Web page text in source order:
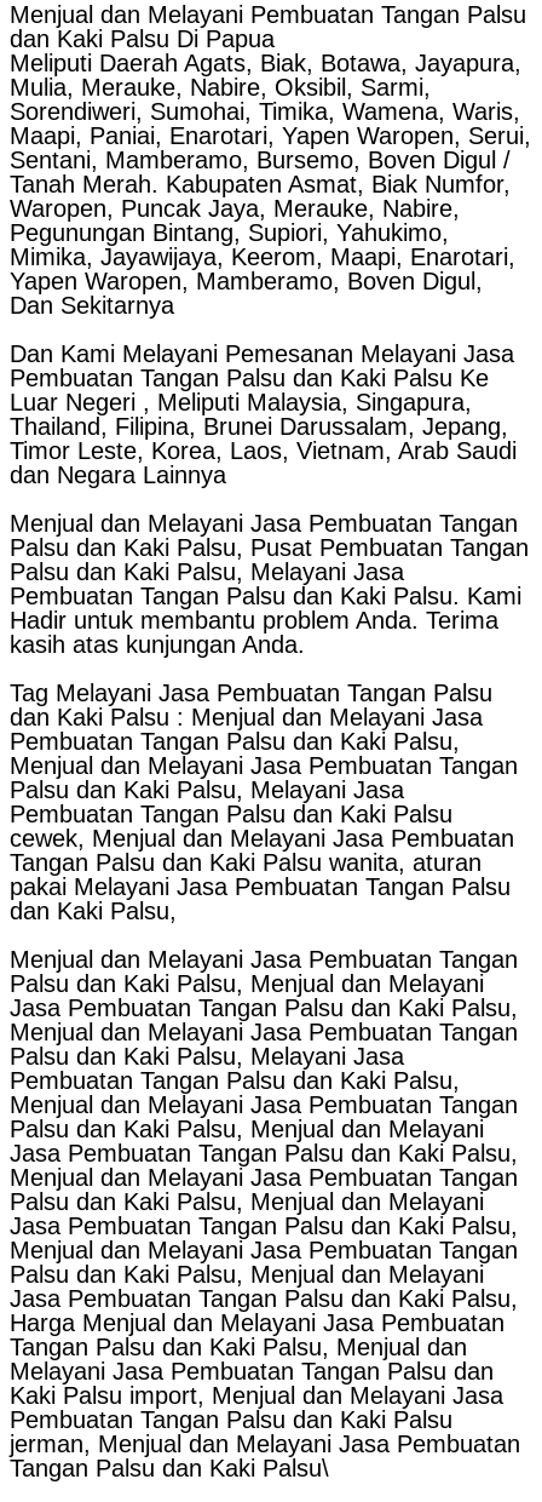
Menjual dan Melayani Pembuatan Tangan Palsu
dan Kaki Palsu Di Papua
Meliputi Daerah Agats, Biak, Botawa, Jayapura,
Mulia, Merauke, Nabire, Oksibil, Sarmi,
Sorendiweri, Sumohai, Timika, Wamena, Waris,
Maapi, Paniai, Enarotari, Yapen Waropen, Serui,
Sentani, Mamberamo, Bursemo, Boven Digul /
Tanah Merah. Kabupaten Asmat, Biak Numfor,
Waropen, Puncak Jaya, Merauke, Nabire,
Pegunungan Bintang, Supiori, Yahukimo,
Mimika, Jayawijaya, Keerom, Maapi, Enarotari,
Yapen Waropen, Mamberamo, Boven Digul,
Dan Sekitarnya
Dan Kami Melayani Pemesanan Melayani Jasa
Pembuatan Tangan Palsu dan Kaki Palsu Ke
Luar Negeri , Meliputi Malaysia, Singapura,
Thailand, Filipina, Brunei Darussalam, Jepang,
Timor Leste, Korea, Laos, Vietnam, Arab Saudi
dan Negara Lainnya
Menjual dan Melayani Jasa Pembuatan Tangan
Palsu dan Kaki Palsu, Pusat Pembuatan Tangan
Palsu dan Kaki Palsu, Melayani Jasa
Pembuatan Tangan Palsu dan Kaki Palsu. Kami
Hadir untuk membantu problem Anda. Terima
kasih atas kunjungan Anda.
Tag Melayani Jasa Pembuatan Tangan Palsu
dan Kaki Palsu : Menjual dan Melayani Jasa
Pembuatan Tangan Palsu dan Kaki Palsu,
Menjual dan Melayani Jasa Pembuatan Tangan
Palsu dan Kaki Palsu, Melayani Jasa
Pembuatan Tangan Palsu dan Kaki Palsu
cewek, Menjual dan Melayani Jasa Pembuatan
Tangan Palsu dan Kaki Palsu wanita, aturan
pakai Melayani Jasa Pembuatan Tangan Palsu
dan Kaki Palsu,
Menjual dan Melayani Jasa Pembuatan Tangan
Palsu dan Kaki Palsu, Menjual dan Melayani
Jasa Pembuatan Tangan Palsu dan Kaki Palsu,
Menjual dan Melayani Jasa Pembuatan Tangan
Palsu dan Kaki Palsu, Melayani Jasa
Pembuatan Tangan Palsu dan Kaki Palsu,
Menjual dan Melayani Jasa Pembuatan Tangan
Palsu dan Kaki Palsu, Menjual dan Melayani
Jasa Pembuatan Tangan Palsu dan Kaki Palsu,
Menjual dan Melayani Jasa Pembuatan Tangan
Palsu dan Kaki Palsu, Menjual dan Melayani
Jasa Pembuatan Tangan Palsu dan Kaki Palsu,
Menjual dan Melayani Jasa Pembuatan Tangan
Palsu dan Kaki Palsu, Menjual dan Melayani
Jasa Pembuatan Tangan Palsu dan Kaki Palsu,
Harga Menjual dan Melayani Jasa Pembuatan
Tangan Palsu dan Kaki Palsu, Menjual dan
Melayani Jasa Pembuatan Tangan Palsu dan
Kaki Palsu import, Menjual dan Melayani Jasa
Pembuatan Tangan Palsu dan Kaki Palsu
jerman, Menjual dan Melayani Jasa Pembuatan
Tangan Palsu dan Kaki Palsu\